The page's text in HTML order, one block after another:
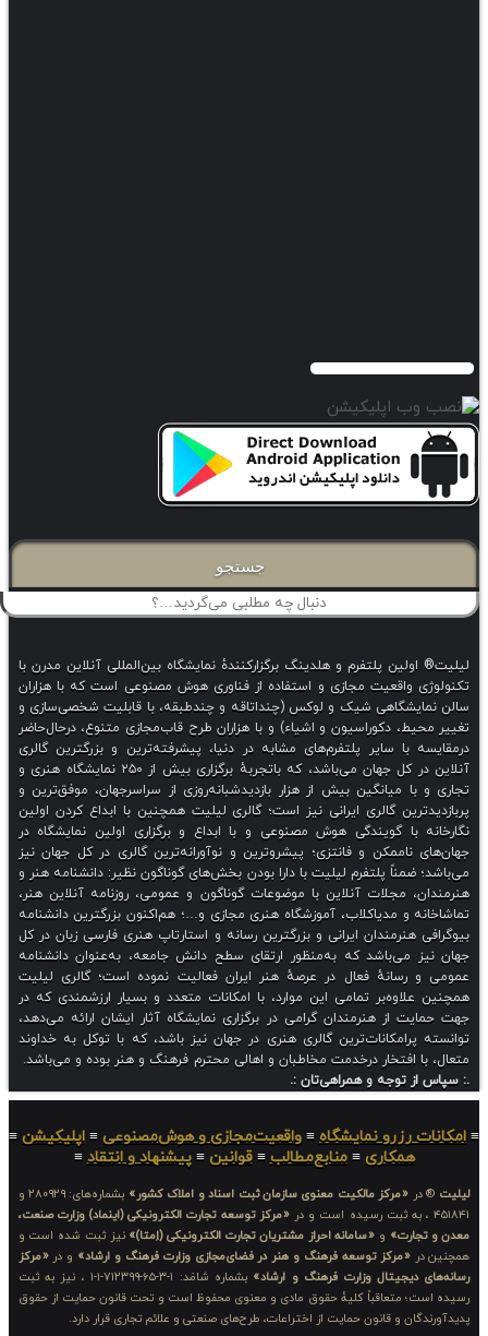
پلتفرم و هلدینگ برگزارکنندهٔ نمایشگاه بین‌المللی آنلاین مدرن با
واقعیت مجازی و استفاده از فناوری هوش مصنوعی است که با هزاران
شیک و لوکس (چنداتاقه و چندطبقه، با قابلیت شخصی‌سازی و
دکوراسیون و اشیاء) و با هزاران طرح قاب‌مجازی متنوع، درحال‌حاضر
با سایر پلتفرم‌های مشابه در دنیا، پیشرفته‌ترین و بزرگترین گالری
آنلاین در کل جهان می‌باشد، که باتجربهٔ برگزاری بیش از ۲۵۰ نمایشگاه هنری و
میانگین بیش از هزار بازدیدشبانه‌روزی از سراسرجهان، موفق‌ترین و
گالری ایرانی نیز است؛ گالری لیلیت همچنین با ابداع کردن اولین
با گویندگی هوش مصنوعی و با ابداع و برگزاری اولین نمایشگاه در
ناممکن و فانتزی؛ پیشروترین و نوآورانه‌ترین گالری در کل جهان نیز
پلتفرم لیلیت با دارا بودن بخش‌های گوناگون نظیر: دانشنامه هنر و
مجلات آنلاین با موضوعات گوناگون و عمومی، روزنامه آنلاین هنر،
و مدیاکلاب، آموزشگاه هنری مجازی و…؛ هم‌اکنون بزرگترین دانشنامه
هنرمندان ایرانی و بزرگترین رسانه و استارتاپ هنری فارسی زبان در کل
می‌باشد که به‌منظور ارتقای سطح دانش جامعه، به‌عنوان دانشنامه
رسانهٔ فعال در عرصهٔ هنر ایران فعالیت نموده است؛ گالری لیلیت
تمامی این موارد، با امکانات متعدد و بسیار ارزشمندی که در
از هنرمندان گرامی در برگزاری نمایشگاه آثار ایشان ارائه می‌دهد،
پرامکانات‌ترین گالری هنری در جهان نیز باشد، که با توکل به خداوند
افتخار درخدمت مخاطبان و اهالی محترم فرهنگ و هنر بوده و می‌باشد.
توجه و همراهی‌تان :.
رزرو نمایشگاه≡واقعیت‌مجازی و هوش‌مصنوعی≡اپلیکیشن ≡
≡منابع‌مطالب≡قوانین≡ پیشنهاد و انتقاد≡
«مرکز مالکیت معنوی سازمان ثبت اسناد و املاک کشور»
بشماره‌های: ۲۸۰۹۲۹ و
«مرکز توسعه تجارت الکترونیکی (اینماد) وزارت صنعت،
و «سامانه احراز مشتریان تجارت الکترونیکی (اِمتا)»نیز ثبت شده است و
«مرکز توسعه فرهنگ و هنر در فضای‌مجازی وزارت فرهنگ و ارشاد»و در «مرکز
دیجیتال وزارت فرهنگ و ارشاد»
بشماره شامَد: ۱-۳-۶۵-۷۱۲۳۹۹-۱-۱ ، نیز به ثبت
متعاقباً کلیهٔ حقوق مادی و معنوی محفوظ است و تحت قانون حمایت از حقوق
و قانون حمایت از اختراعات، طرح‌های صنعتی و علائم تجاری قرار دارد.